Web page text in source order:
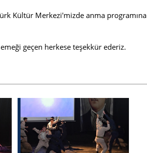
Kültür Merkezi'mizde anma programına
geçen herkese teşekkür ederiz.